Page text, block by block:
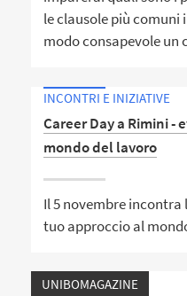
le clausole più comuni
modo consapevole
INCONTRI E INIZIATIVE
Career Day a Rimini -
mondo del lavoro
Il 5 novembre incontra
tuo approccio al
UNIBOMAGAZINE